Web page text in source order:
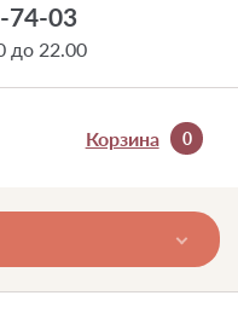
74-03
до 22.00
Корзина 0